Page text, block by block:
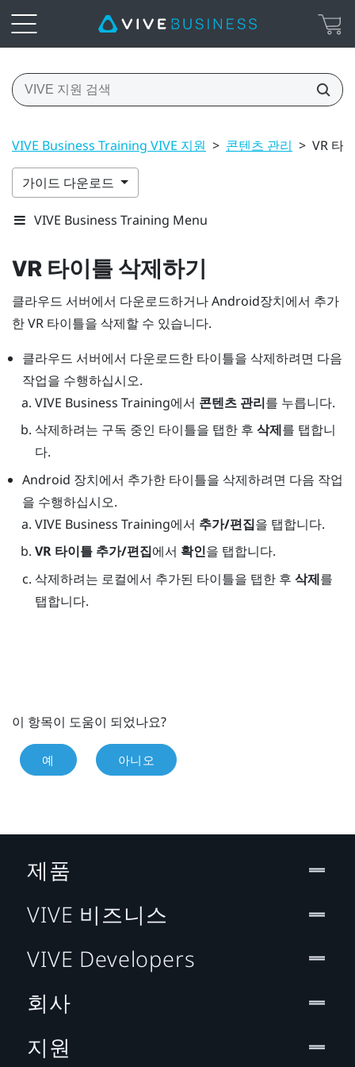
VIVE Business Training VIVE 지원 > 콘텐츠 관리 > VR 타
가이드 다운로드
VIVE Business Training Menu
VR 타이틀 삭제하기
클라우드 서버에서 다운로드하거나Android장치에서 추가
한 VR 타이틀을 삭제할 수 있습니다.
클라우드 서버에서 다운로드한 타이틀을 삭제하려면 다음
작업을 수행하십시오.
VIVE Business Training에서 콘텐츠 관리를 누릅니다.
삭제하려는 구독 중인 타이틀을 탭한 후 삭제를 탭합니
다.
Android 장치에서 추가한 타이틀을 삭제하려면 다음 작업
을 수행하십시오.
VIVE Business Training에서 추가/편집을 탭합니다.
VR 타이틀 추가/편집에서 확인을 탭합니다.
삭제하려는 로컬에서 추가된 타이틀을 탭한 후 삭제를
탭합니다.
이 항목이 도움이 되었나요?
예 아니오
제품
VIVE 비즈니스
VIVE Developers
회사
지원